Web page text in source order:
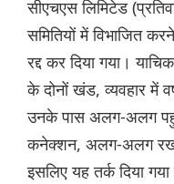
सीएचएस लिमिटेड
समितियों में विभाजित
रद्द कर दिया गया।
के दोनों खंड, व्यवहार में
उनके पास अलग-अलग
कनेक्शन, अलग-अलग
इसलिए यह तर्क दिया